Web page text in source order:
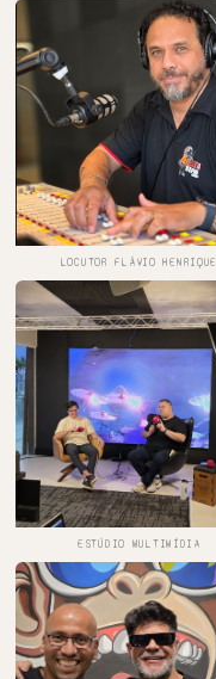
LOCUTOR FLÁVIO HENRIQUE
ESTÚDIO MULTIMÍDIA